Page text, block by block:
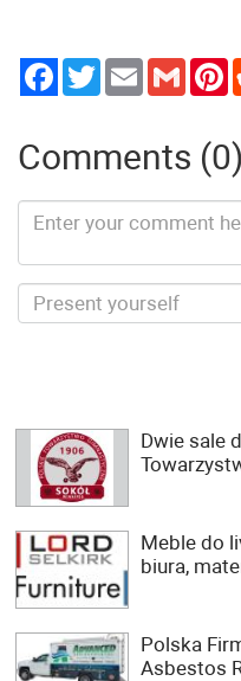
TwitterEmail Gmail
Comments (0)
Dwie sale
Meble do
biura,
Polska
Asbestos